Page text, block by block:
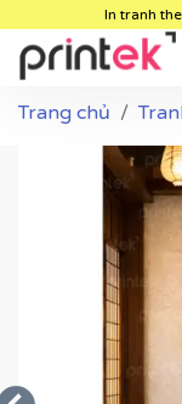
In tranh
Trang chủ